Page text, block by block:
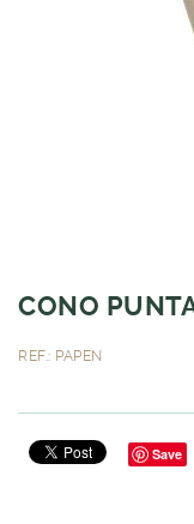
CONO
REF.: PAPEN
Save